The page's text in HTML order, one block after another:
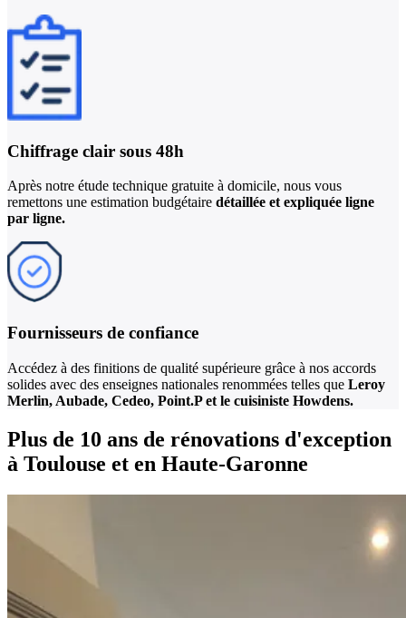
Chiffrage clair sous 48h
Après notre étude technique gratuite à domicile, nous vous
remettons une estimation budgétaire détaillée et expliquée ligne
par ligne.
Fournisseurs de confiance
Accédez à des finitions de qualité supérieure grâce à nos accords
solides avec des enseignes nationales renommées telles que Leroy
Merlin, Aubade, Cedeo, Point.P et le cuisiniste Howdens.
Plus de 10 ans de rénovations d'exception
à Toulouse et en Haute-Garonne